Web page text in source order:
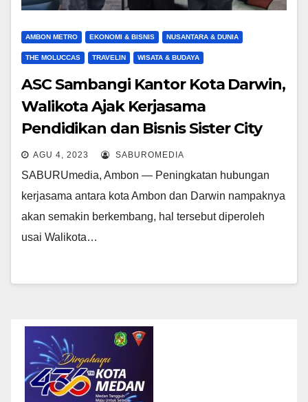
AMBON METRO EKONOMI & BISNIS NUSANTARA & DUNIA
THE MOLUCCAS TRAVELIN WISATA & BUDAYA
ASC Sambangi Kantor Kota Darwin,
Walikota Ajak Kerjasama
Pendidikan dan Bisnis Sister City
AGU 4, 2023 SABUROMEDIA
SABURUmedia, Ambon — Peningkatan hubungan
kerjasama antara kota Ambon dan Darwin nampaknya
akan semakin berkembang, hal tersebut diperoleh
usai Walikota…